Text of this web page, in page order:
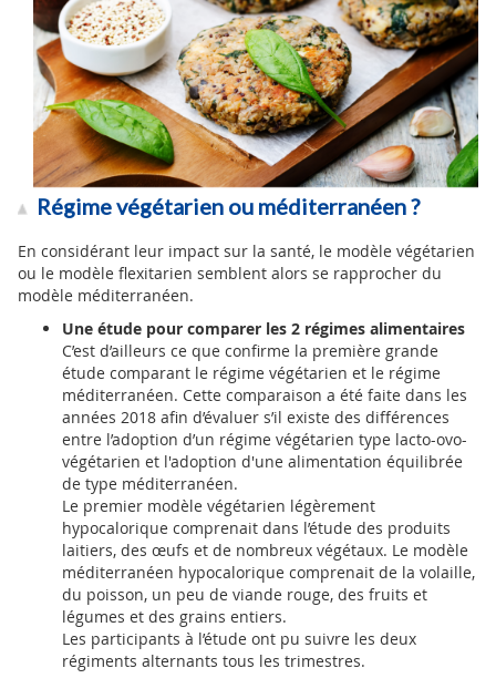
Régime végétarien ou méditerranéen ?
En considérant leur impact sur la santé, le modèle végétarien
ou le modèle flexitarien semblent alors se rapprocher du
modèle méditerranéen.
Une étude pour comparer les 2 régimes alimentaires
C’est d’ailleurs ce que confirme la première grande
étude comparant le régime végétarien et le régime
méditerranéen. Cette comparaison a été faite dans les
années 2018 afin d’évaluer s’il existe des différences
entre l’adoption d’un régime végétarien type lacto-ovo-
végétarien et l'adoption d'une alimentation équilibrée
de type méditerranéen.
Le premier modèle végétarien légèrement
hypocalorique comprenait dans l’étude des produits
laitiers, des œufs et de nombreux végétaux. Le modèle
méditerranéen hypocalorique comprenait de la volaille,
du poisson, un peu de viande rouge, des fruits et
légumes et des grains entiers.
Les participants à l’étude ont pu suivre les deux
régiments alternants tous les trimestres.